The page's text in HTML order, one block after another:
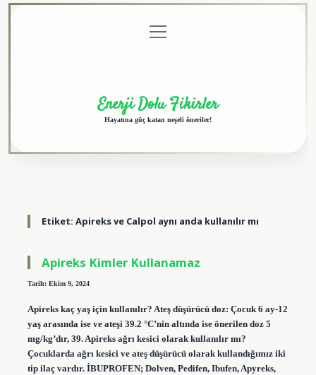
menüyü
aç
Enerji Dolu Fikirler
Hayatına güç katan neşeli öneriler!
Etiket: Apireks ve Calpol aynı anda kullanılır mı
Apireks Kimler Kullanamaz
Tarih: Ekim 9, 2024
Apireks kaç yaş için kullanılır? Ateş düşürücü doz: Çocuk 6 ay-12
yaş arasında ise ve ateşi 39.2 °C’nin altında ise önerilen doz 5
mg/kg’dır, 39. Apireks ağrı kesici olarak kullanılır mı?
Çocuklarda ağrı kesici ve ateş düşürücü olarak kullandığımız iki
tip ilaç vardır. İBUPROFEN; Dolven, Pedifen, Ibufen, Apyreks,